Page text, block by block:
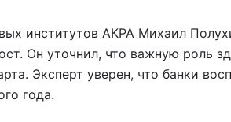
институтов АКРА Михаил
Он уточнил, что важную роль
Эксперт уверен, что банки
года.